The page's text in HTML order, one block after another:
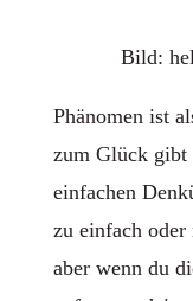
Bild:
Phänomen ist
zum Glück gibt
einfachen
zu einfach
aber wenn du